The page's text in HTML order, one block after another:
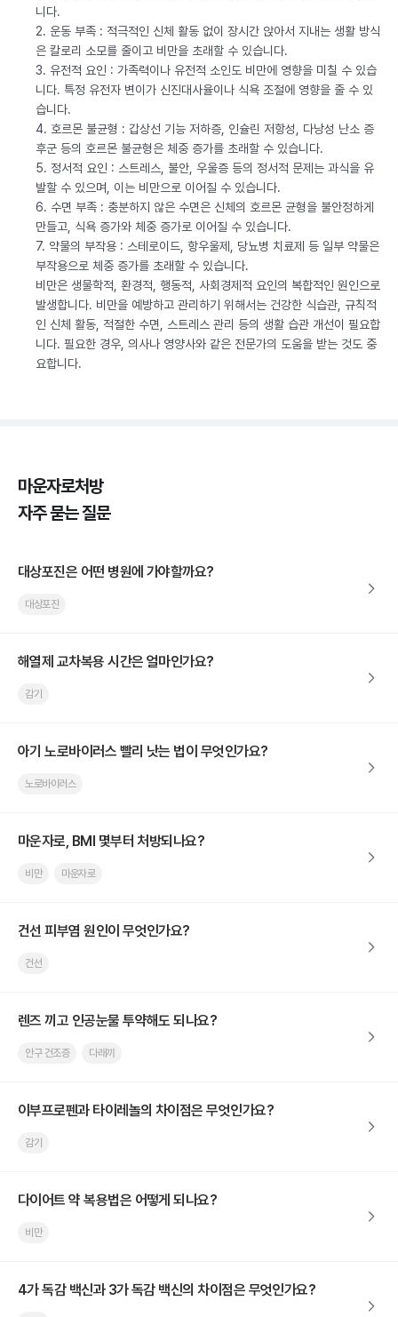
니다.
2. 운동 부족 : 적극적인 신체 활동 없이 장시간 앉아서 지내는 생활 방식
은 칼로리 소모를 줄이고 비만을 초래할 수 있습니다.
3. 유전적 요인 : 가족력이나 유전적 소인도 비만에 영향을 미칠 수 있습
니다. 특정 유전자 변이가 신진대사율이나 식욕 조절에 영향을 줄 수 있
습니다.
4. 호르몬 불균형 : 갑상선 기능 저하증, 인슐린 저항성, 다낭성 난소 증
후군 등의 호르몬 불균형은 체중 증가를 초래할 수 있습니다.
5. 정서적 요인 : 스트레스, 불안, 우울증 등의 정서적 문제는 과식을 유
발할 수 있으며, 이는 비만으로 이어질 수 있습니다.
6. 수면 부족 : 충분하지 않은 수면은 신체의 호르몬 균형을 불안정하게
만들고, 식욕 증가와 체중 증가로 이어질 수 있습니다.
7. 약물의 부작용 : 스테로이드, 항우울제, 당뇨병 치료제 등 일부 약물은
부작용으로 체중 증가를 초래할 수 있습니다.
비만은 생물학적, 환경적, 행동적, 사회경제적 요인의 복합적인 원인으로
발생합니다. 비만을 예방하고 관리하기 위해서는 건강한 식습관, 규칙적
인 신체 활동, 적절한 수면, 스트레스 관리 등의 생활 습관 개선이 필요합
니다. 필요한 경우, 의사나 영양사와 같은 전문가의 도움을 받는 것도 중
요합니다.
마운자로처방
자주 묻는 질문
대상포진은 어떤 병원에 가야할까요?
대상포진
해열제 교차복용 시간은 얼마인가요?
감기
아기 노로바이러스 빨리 낫는 법이 무엇인가요?
노로바이러스
마운자로, BMI 몇부터 처방되나요?
비만 마운자로
건선 피부염 원인이 무엇인가요?
건선
렌즈 끼고 인공눈물 투약해도 되나요?
안구 건조증 다래끼
이부프로펜과 타이레놀의 차이점은 무엇인가요?
감기
다이어트 약 복용법은 어떻게 되나요?
비만
4가 독감 백신과 3가 독감 백신의 차이점은 무엇인가요?